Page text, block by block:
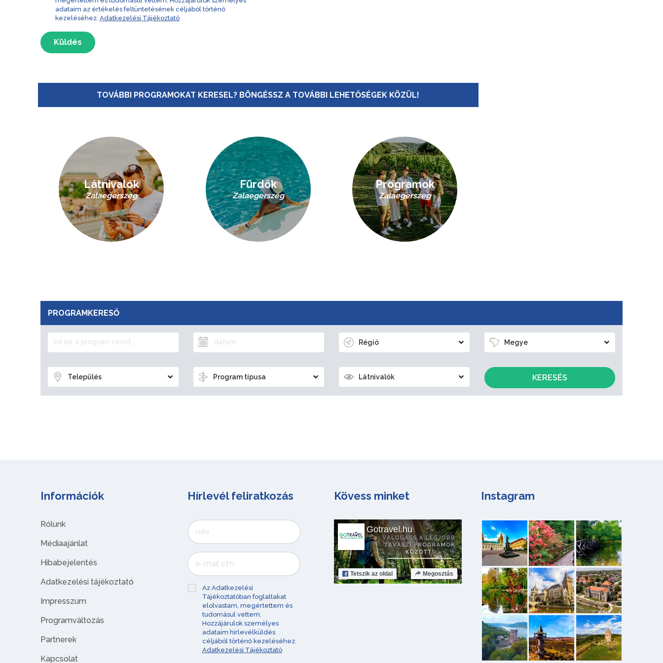
adataim az értékelés feltüntetésének céljából történő
kezeléséhez. Adatkezelési Tájékoztató
Küldés
TOVÁBBI PROGRAMOKAT KERESEL? BÖNGÉSSZ A TOVÁBBI LEHETŐSÉGEK KÖZÜL!
Látnivalók
Zalaegerszeg
Fürdők
Zalaegerszeg
Programok
Zalaegerszeg
PROGRAMKERESŐ
Régió Megye
Település Program típusa Látnivalók KERESÉS
Információk
Rólunk
Médiaajánlat
Hibabejelentés
Adatkezelési tájékoztató
Impresszum
Programváltozás
Partnerek
Kapcsolat
Hírlevél feliratkozás
Az Adatkezelési
Tájékoztatóban foglaltakat
elolvastam, megértettem és
tudomásul vettem.
Hozzájárulok személyes
adataim hírlevélküldés
céljából történő kezeléséhez.
Adatkezelési Tájékoztató
Kövess minket
Gotravel.hu
Tetszik az oldal Megosztás
Instagram